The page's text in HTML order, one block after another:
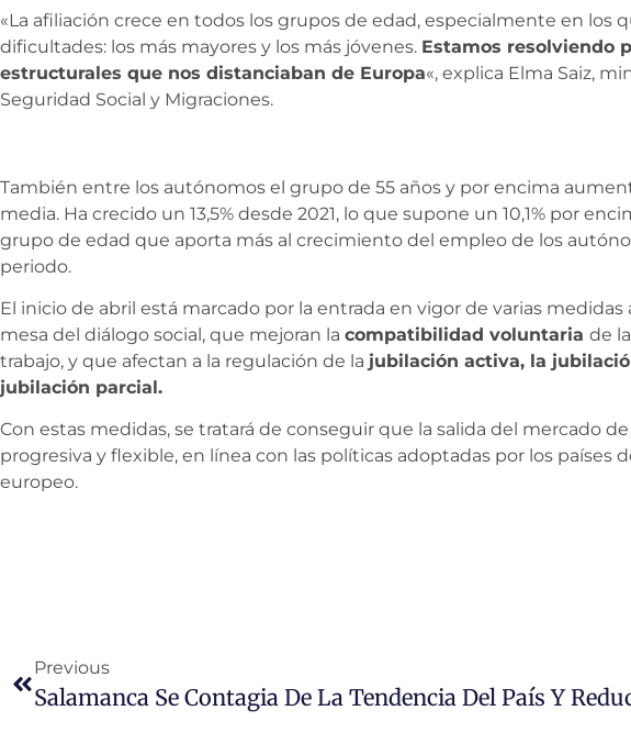
«La afiliación crece en todos los grupos de edad, especialmente en los
dificultades: los más mayores y los más jóvenes. Estamos resolviendo
estructurales que nos distanciaban de Europa«, explica Elma Saiz,
Seguridad Social y Migraciones.
También entre los autónomos el grupo de 55 años y por encima
media. Ha crecido un 13,5% desde 2021, lo que supone un 10,1% por
grupo de edad que aporta más al crecimiento del empleo de los
periodo.
El inicio de abril está marcado por la entrada en vigor de varias medidas
mesa del diálogo social, que mejoran la compatibilidad voluntaria de
trabajo, y que afectan a la regulación de la jubilación activa, la
jubilación parcial.
Con estas medidas, se tratará de conseguir que la salida del mercado
progresiva y flexible, en línea con las políticas adoptadas por los países
europeo.
Previous